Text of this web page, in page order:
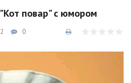
повар" с юмором
0